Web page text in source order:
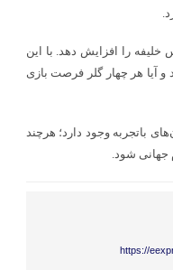
را افزایش دهد. با این
آیا هر چهار گلر فرصت بازی
باتجربه وجود دارد؛ هرچند
https://